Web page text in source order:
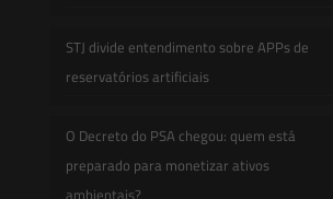
STJ divide entendimento sobre APPs de
reservatórios artificiais
O Decreto do PSA chegou: quem está
preparado para monetizar ativos
ambientais?